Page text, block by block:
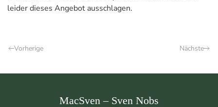
leider dieses Angebot ausschlagen.
Vorherige Nächste
MacSven – Sven Nobs